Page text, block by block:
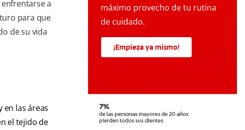
a
para que
de su vida
en las áreas
el tejido de
máximo provecho de tu rutina
de cuidado.
¡Empieza ya mismo!